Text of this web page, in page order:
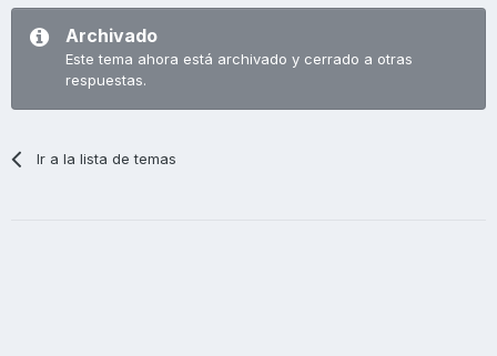
Archivado
Este tema ahora está archivado y cerrado a otras
respuestas.
Ir a la lista de temas